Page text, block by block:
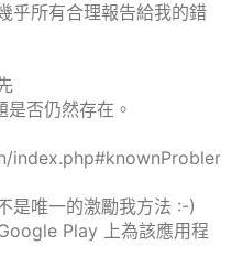
乎所有合理報告給我的錯
否仍然存在。
是唯一的激勵我方法 :-)
Play 上為該應用程